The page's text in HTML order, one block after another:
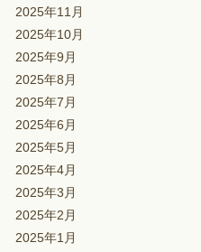
2025年11月
2025年10月
2025年9月
2025年8月
2025年7月
2025年6月
2025年5月
2025年4月
2025年3月
2025年2月
2025年1月